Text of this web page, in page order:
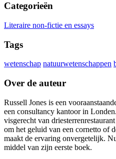
Categorieën
Literaire non-fictie en essays
Tags
wetenschap natuurwetenschappen
Over de auteur
Russell Jones is een
een consultancy kantoor in
visgerecht van
om het geluid van een cornetto of
maakt de ervaring onvergetelijk.
middel van zijn eerste boek.